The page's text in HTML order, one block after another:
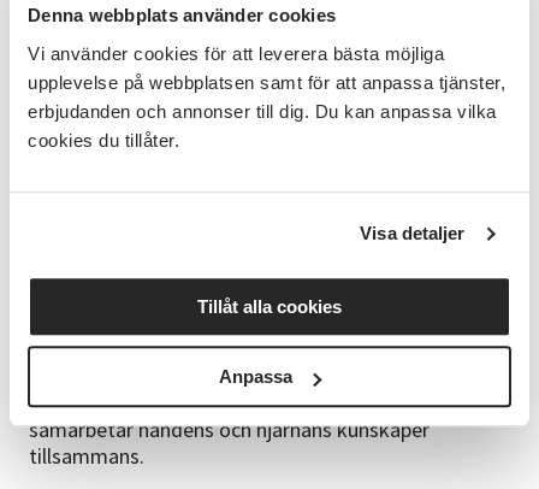
Denna webbplats använder cookies
Vi använder cookies för att leverera bästa möjliga
upplevelse på webbplatsen samt för att anpassa tjänster,
erbjudanden och annonser till dig. Du kan anpassa vilka
cookies du tillåter.
Visa detaljer
Tillåt alla cookies
Anpassa
Ur aluminiumburkar (typ läsk- och ölburkar) klipper du
mönster och figurer som kan reflektera ljuset.
Av kartong kan man skapa mycket! Här klipper och
klistrar du i flera färger och former.
Material
återbruksmaterial så kompletteras det med lite nya
material så som papper, klister, järntråd och verktyg.
Ta med en kasse att bära hem dina alster i.
Handarbetets Vänners skola sedan 2006 och har hållit
slöjdkurser både för barn och vuxna sedan dess. Hon
tycker slöjd är viktigt för att genom slöjden så
samarbetar handens och hjärnans kunskaper
tillsammans.